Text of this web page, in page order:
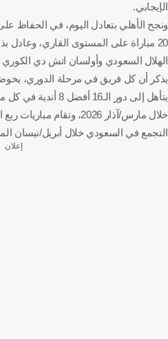
الإيجابي.
ونجح الأهلي بتعادل اليوم، في الحفاظ
20 مباراة على المستوى القاري،
الهلال السعودي وأولسان اتش دي الكوري
خلال مارس/آذار 2026، وتقام
التجمع في السعودي خلال أبريل/نيسان
إعلان